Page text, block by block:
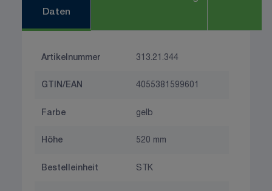
Daten
Artikelnummer 313.21.344
GTIN/EAN 4055381599601
Farbe gelb
Höhe 520 mm
Bestelleinheit STK